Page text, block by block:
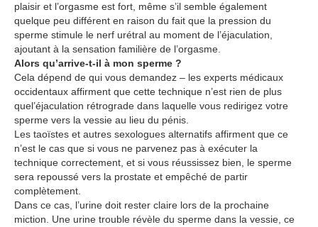
plaisir et l’orgasme est fort, même s’il semble également
quelque peu différent en raison du fait que la pression du
sperme stimule le nerf urétral au moment de l’éjaculation,
ajoutant à la sensation familière de l’orgasme.
Alors qu’arrive-t-il à mon sperme ?
Cela dépend de qui vous demandez – les experts médicaux
occidentaux affirment que cette technique n’est rien de plus
quel’éjaculation rétrograde dans laquelle vous redirigez votre
sperme vers la vessie au lieu du pénis.
Les taoïstes et autres sexologues alternatifs affirment que ce
n’est le cas que si vous ne parvenez pas à exécuter la
technique correctement, et si vous réussissez bien, le sperme
sera repoussé vers la prostate et empêché de partir
complètement.
Dans ce cas, l’urine doit rester claire lors de la prochaine
miction. Une urine trouble révèle du sperme dans la vessie, ce